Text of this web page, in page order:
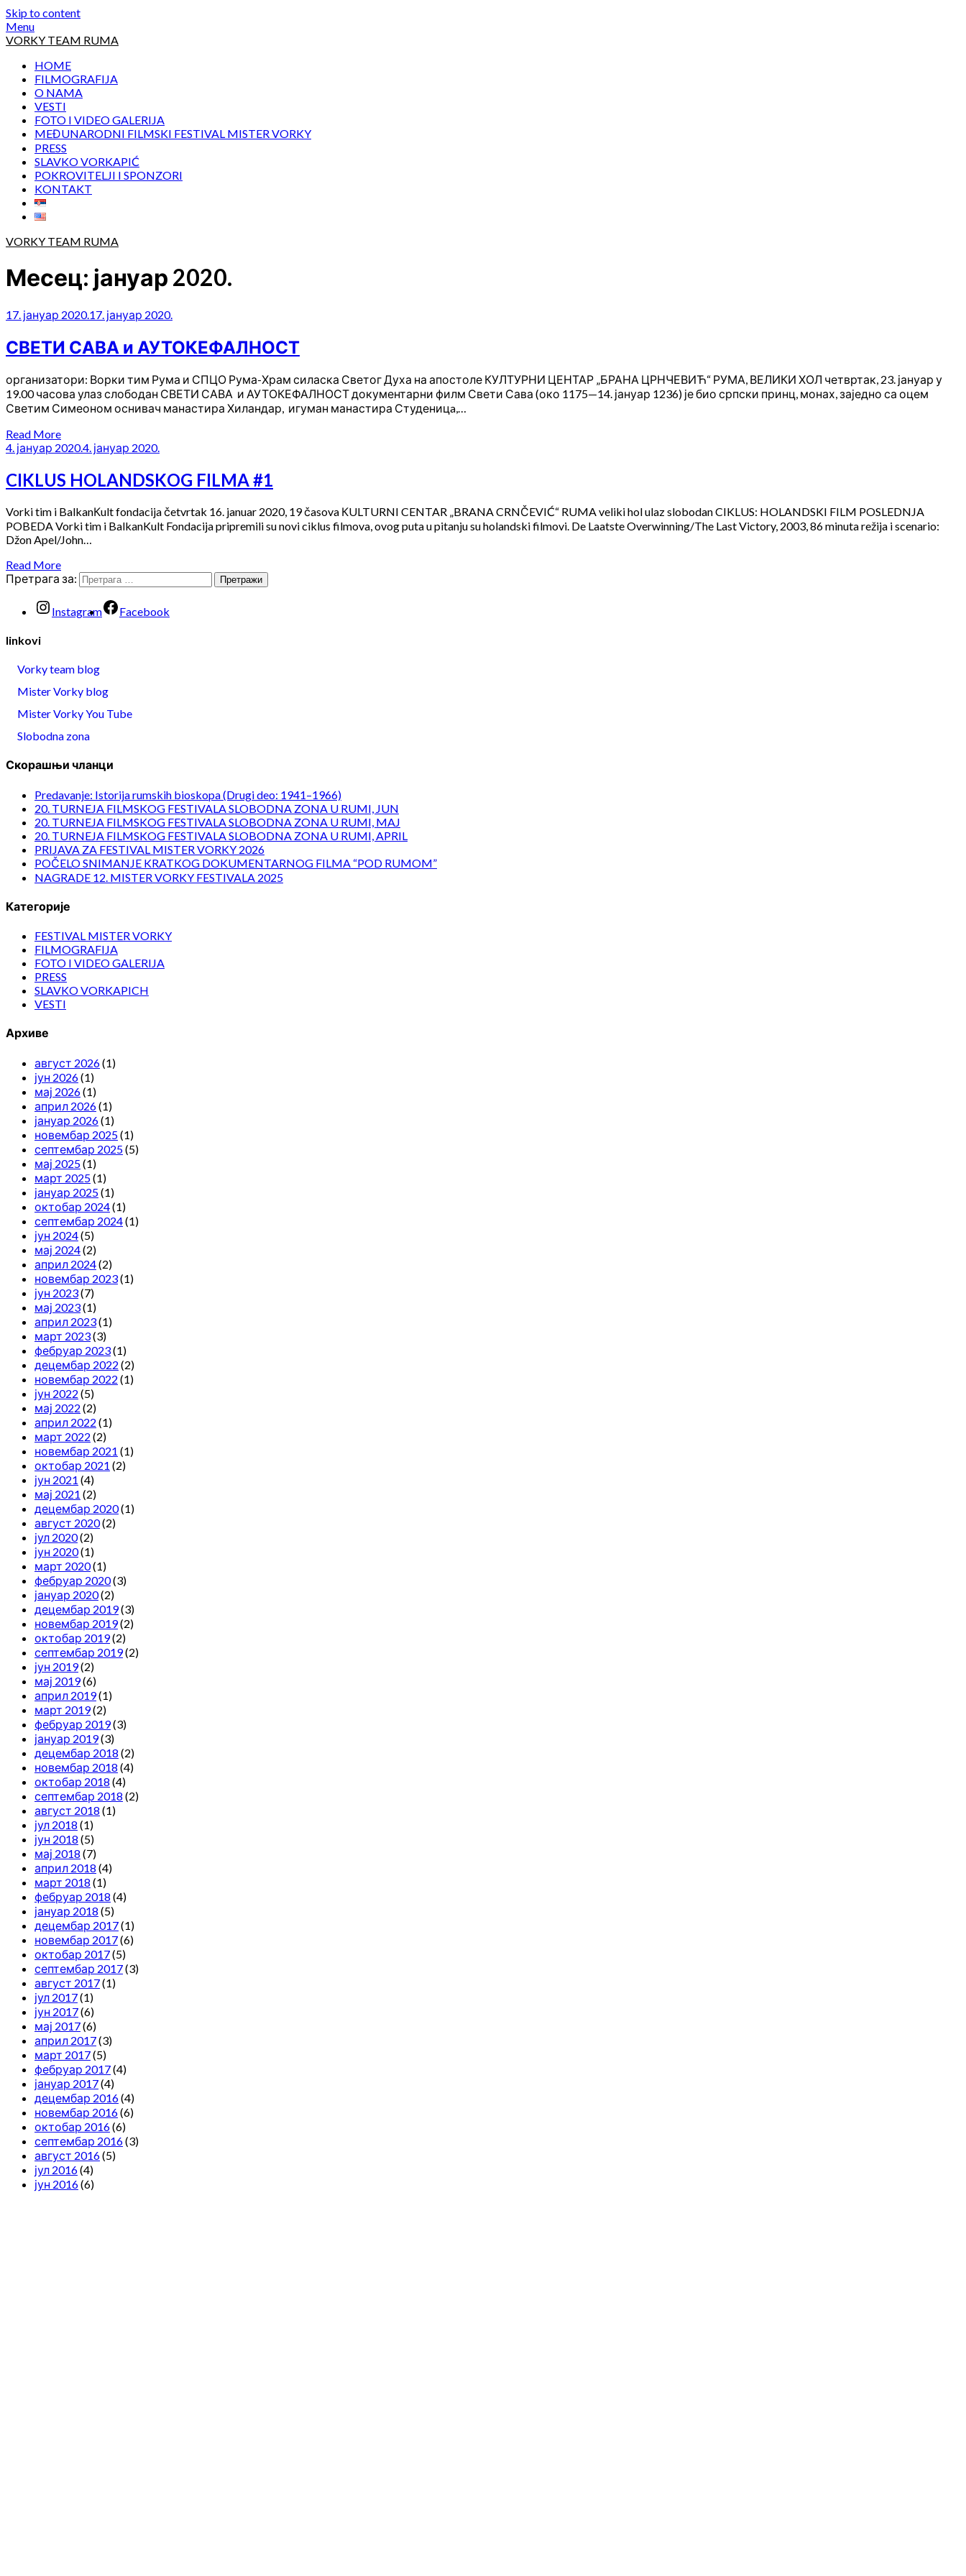
Skip to content
Menu
VORKY TEAM RUMA
HOME
FILMOGRAFIJA
O NAMA
VESTI
FOTO I VIDEO GALERIJA
MEĐUNARODNI FILMSKI FESTIVAL MISTER VORKY
PRESS
SLAVKO VORKAPIĆ
POKROVITELJI I SPONZORI
KONTAKT
VORKY TEAM RUMA
Месец: јануар 2020.
17. јануар 2020.17. јануар 2020.
СВЕТИ САВА и АУТОКЕФАЛНОСТ
организатори: Ворки тим Рума и СПЦО Рума-Храм силаска Светог Духа на апостоле КУЛТУРНИ ЦЕНТАР „БРАНА ЦРНЧЕВИЋ“ РУМА, ВЕЛИКИ ХОЛ четвртак, 23. јануар у
19.00 часова улаз слободан СВЕТИ САВА и АУТОКЕФАЛНОСТ документарни филм Свети Сава (око 1175—14. јануар 1236) је био српски принц, монах, заједно са оцем
Светим Симеоном оснивач манастира Хиландар, игуман манастира Студеницa,…
Read More
4. јануар 2020.4. јануар 2020.
CIKLUS HOLANDSKOG FILMA #1
Vorki tim i BalkanКult fondacija četvrtak 16. januar 2020, 19 časova КULTURNI CENTAR „BRANA CRNČEVIĆ“ RUMA veliki hol ulaz slobodan CIKLUS: HOLANDSKI FILM POSLEDNJA
POBEDA Vorki tim i BalkanKult Fondacija pripremili su novi ciklus filmova, ovog puta u pitanju su holandski filmovi. De Laatste Overwinning/The Last Victory, 2003, 86 minuta režija i scenario:
Džon Apel/John…
Read More
Претрага за:
Instagram Facebook
linkovi
Vorky team blog
Mister Vorky blog
Mister Vorky You Tube
Slobodna zona
Скорашњи чланци
Predavanje: Istorija rumskih bioskopa (Drugi deo: 1941–1966)
20. TURNEJA FILMSKOG FESTIVALA SLOBODNA ZONA U RUMI, JUN
20. TURNEJA FILMSKOG FESTIVALA SLOBODNA ZONA U RUMI, MAJ
20. TURNEJA FILMSKOG FESTIVALA SLOBODNA ZONA U RUMI, APRIL
PRIJAVA ZA FESTIVAL MISTER VORKY 2026
POČELO SNIMANJE KRATKOG DOKUMENTARNOG FILMA “POD RUMOM”
NAGRADE 12. MISTER VORKY FESTIVALA 2025
Категорије
FESTIVAL MISTER VORKY
FILMOGRAFIJA
FOTO I VIDEO GALERIJA
PRESS
SLAVKO VORKAPICH
VESTI
Архиве
август 2026(1)
јун 2026(1)
мај 2026(1)
април 2026(1)
јануар 2026(1)
новембар 2025(1)
септембар 2025(5)
мај 2025(1)
март 2025(1)
јануар 2025(1)
октобар 2024(1)
септембар 2024(1)
јун 2024(5)
мај 2024(2)
април 2024(2)
новембар 2023(1)
јун 2023(7)
мај 2023(1)
април 2023(1)
март 2023(3)
фебруар 2023(1)
децембар 2022 (2)
новембар 2022 (1)
јун 2022 (5)
мај 2022 (2)
април 2022 (1)
март 2022 (2)
новембар 2021 (1)
октобар 2021 (2)
јун 2021 (4)
мај 2021 (2)
децембар 2020(1)
август 2020(2)
јул 2020(2)
јун 2020(1)
март 2020(1)
фебруар 2020(3)
јануар 2020(2)
децембар 2019(3)
новембар 2019(2)
октобар 2019(2)
септембар 2019(2)
јун 2019(2)
мај 2019(6)
април 2019(1)
март 2019(2)
фебруар 2019(3)
јануар 2019(3)
децембар 2018 (2)
новембар 2018 (4)
октобар 2018 (4)
септембар 2018 (2)
август 2018 (1)
јул 2018 (1)
јун 2018 (5)
мај 2018 (7)
април 2018 (4)
март 2018 (1)
фебруар 2018 (4)
јануар 2018 (5)
децембар 2017(1)
новембар 2017(6)
октобар 2017(5)
септембар 2017(3)
август 2017(1)
јул 2017(1)
јун 2017(6)
мај 2017(6)
април 2017(3)
март 2017(5)
фебруар 2017(4)
јануар 2017(4)
децембар 2016(4)
новембар 2016(6)
октобар 2016(6)
септембар 2016(3)
август 2016(5)
јул 2016(4)
јун 2016(6)